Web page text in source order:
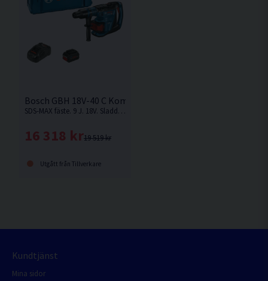
Bosch GBH 18V-40 C Kombihammare 18V (2x8,0Ah)
SDS-MAX fäste. 9 J. 18V. Sladdlös frihet med kabeldriven effekt – SDS max allrounder för bilning i betong och borrning upp till 40 mm
19 519 kr
16 318 kr
Utgått från Tillverkare
Kundtjänst
Mina sidor